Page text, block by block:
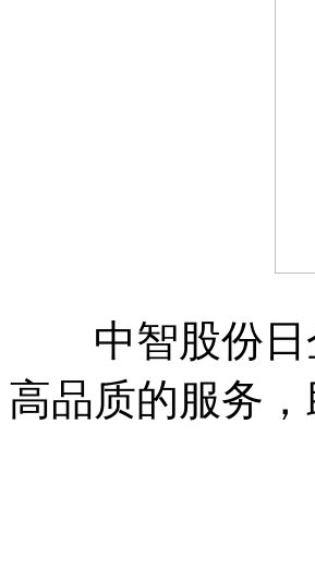
中智股份日
高品质的服务